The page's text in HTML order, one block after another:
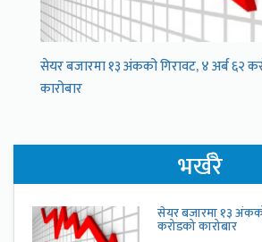
सेयर बजारमा १३ अंकको गिरावट, ४ अर्ब ६२
कारोबार
भर्खरै
सेयर बजारमा १३
करोडको कारोबार